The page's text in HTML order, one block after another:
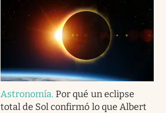
Astronomía. Por qué un eclipse
total de Sol confirmó lo que Albert